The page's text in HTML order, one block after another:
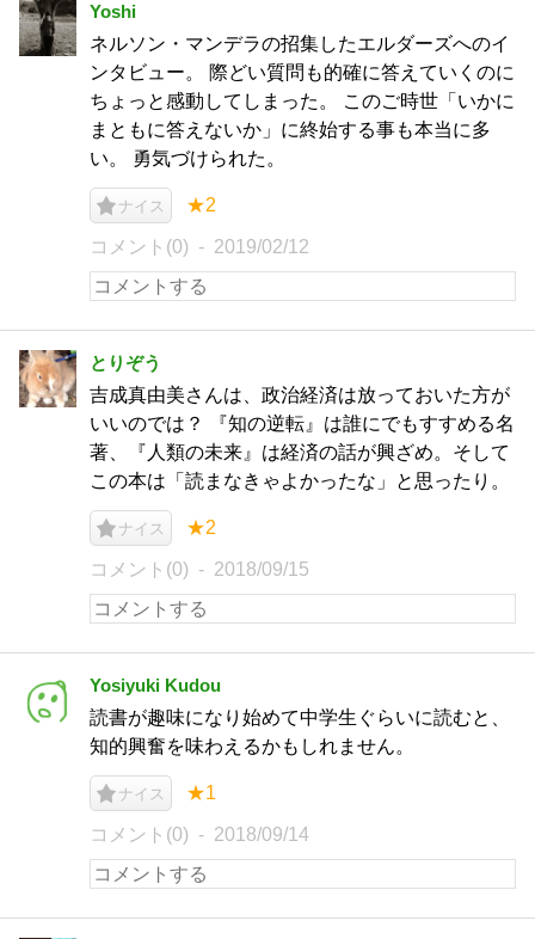
Yoshi
ネルソン・マンデラの招集したエルダーズへのイ
ンタビュー。 際どい質問も的確に答えていくのに
ちょっと感動してしまった。 このご時世「いかに
まともに答えないか」に終始する事も本当に多
い。 勇気づけられた。
ナイス ★2
コメント(0) 2019/02/12
とりぞう
吉成真由美さんは、政治経済は放っておいた方が
いいのでは？ 『知の逆転』は誰にでもすすめる名
著、『人類の未来』は経済の話が興ざめ。そして
この本は「読まなきゃよかったな」と思ったり。
ナイス ★2
コメント(0) 2018/09/15
Yosiyuki Kudou
読書が趣味になり始めて中学生ぐらいに読むと、
知的興奮を味わえるかもしれません。
ナイス ★1
コメント(0) 2018/09/14